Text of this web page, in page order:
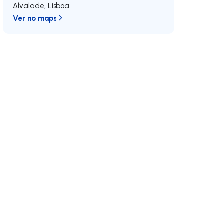
Alvalade,Lisboa
Ver no maps